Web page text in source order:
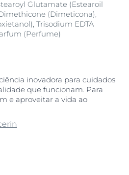
Glutamate (Estearoil
(Dimeticona),
Trisodium EDTA
(Perfume)
inovadora para cuidados
que funcionam. Para
e aproveitar a vida ao